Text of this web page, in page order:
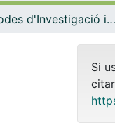
Mètodes d'Investigació i Diagnòstic en Educació
Si